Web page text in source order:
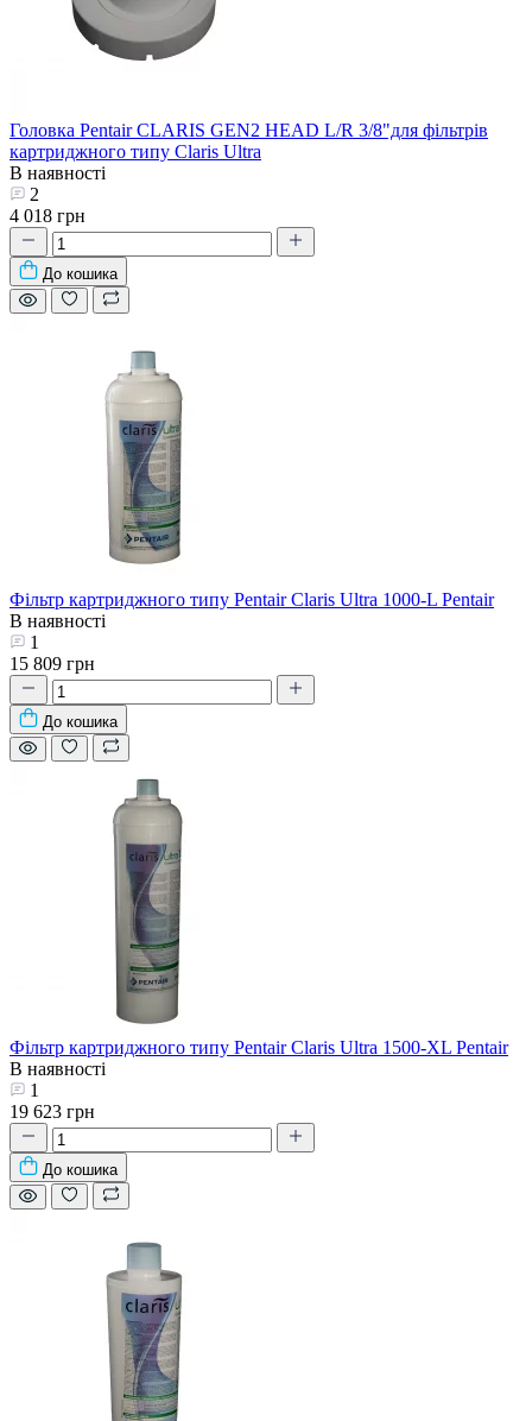
Головка Pentair CLARIS GEN2 HEAD L/R 3/8"для фільтрів
картриджного типу Claris Ultra
В наявності
2
4 018 грн
До кошика
Фільтр картриджного типу Pentair Claris Ultra 1000-L Pentair
В наявності
1
15 809 грн
До кошика
Фільтр картриджного типу Pentair Claris Ultra 1500-XL Pentair
В наявності
1
19 623 грн
До кошика